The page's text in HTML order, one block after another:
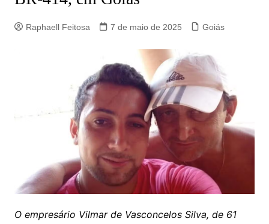
Raphaell Feitosa 7 de maio de 2025 Goiás
O empresário Vilmar de Vasconcelos Silva, de 61